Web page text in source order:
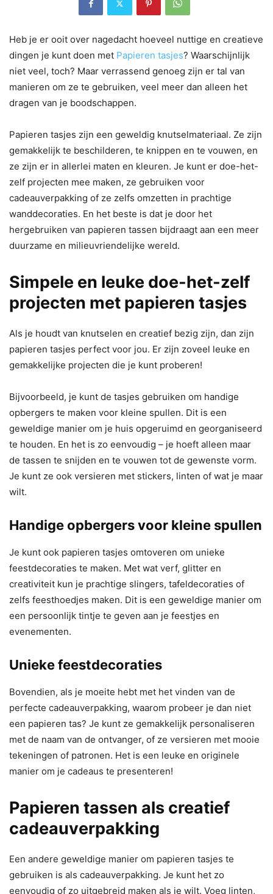
Heb je er ooit over nagedacht hoeveel nuttige en creatieve
dingen je kunt doen met Papieren tasjes? Waarschijnlijk
niet veel, toch? Maar verrassend genoeg zijn er tal van
manieren om ze te gebruiken, veel meer dan alleen het
dragen van je boodschappen.
Papieren tasjes zijn een geweldig knutselmateriaal. Ze zijn
gemakkelijk te beschilderen, te knippen en te vouwen, en
ze zijn er in allerlei maten en kleuren. Je kunt er doe-het-
zelf projecten mee maken, ze gebruiken voor
cadeauverpakking of ze zelfs omzetten in prachtige
wanddecoraties. En het beste is dat je door het
hergebruiken van papieren tassen bijdraagt aan een meer
duurzame en milieuvriendelijke wereld.
Simpele en leuke doe-het-zelf
projecten met papieren tasjes
Als je houdt van knutselen en creatief bezig zijn, dan zijn
papieren tasjes perfect voor jou. Er zijn zoveel leuke en
gemakkelijke projecten die je kunt proberen!
Bijvoorbeeld, je kunt de tasjes gebruiken om handige
opbergers te maken voor kleine spullen. Dit is een
geweldige manier om je huis opgeruimd en georganiseerd
te houden. En het is zo eenvoudig – je hoeft alleen maar
de tassen te snijden en te vouwen tot de gewenste vorm.
Je kunt ze ook versieren met stickers, linten of wat je maar
wilt.
Handige opbergers voor kleine spullen
Je kunt ook papieren tasjes omtoveren om unieke
feestdecoraties te maken. Met wat verf, glitter en
creativiteit kun je prachtige slingers, tafeldecoraties of
zelfs feesthoedjes maken. Dit is een geweldige manier om
een persoonlijk tintje te geven aan je feestjes en
evenementen.
Unieke feestdecoraties
Bovendien, als je moeite hebt met het vinden van de
perfecte cadeauverpakking, waarom probeer je dan niet
een papieren tas? Je kunt ze gemakkelijk personaliseren
met de naam van de ontvanger, of ze versieren met mooie
tekeningen of patronen. Het is een leuke en originele
manier om je cadeaus te presenteren!
Papieren tassen als creatief
cadeauverpakking
Een andere geweldige manier om papieren tasjes te
gebruiken is als cadeauverpakking. Je kunt het zo
eenvoudig of zo uitgebreid maken als je wilt. Voeg linten,